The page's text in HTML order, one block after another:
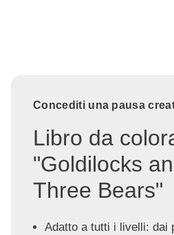
Concediti una pausa
Libro da
"Goldilocks
Three Bears"
Adatto a tutti i livelli: dai